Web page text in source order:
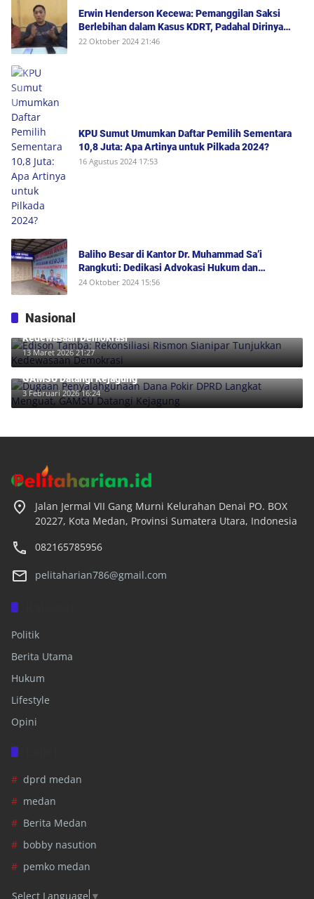
Erwin Henderson Kecewa: Pemanggilan Saksi
Berlebihan dalam Kasus KDRT, Padahal Dirinya
Saksi Peristiwa dan Tidak Berada di Tempat
22 Oktober 2024 21:46
KPU Sumut Umumkan Daftar Pemilih Sementara
10,8 Juta: Apa Artinya untuk Pilkada 2024?
16 Agustus 2024 17:53
Baliho Besar di Kantor Dr. Muhammad Sa’i
Rangkuti: Dedikasi Advokasi Hukum dan
Dukungan Penuh untuk Bobby-Surya di Pilgub
24 Oktober 2024 15:56
Nasional
Edison Tamba: Rekonsiliasi Rismon Sianipar Tunjukkan
Kedewasaan Demokrasi
13 Maret 2026 21:27
Dugaan Penyalahgunaan Dana Pokir DPRD Langkat Menguat,
GAMSU Datangi Kejagung
3 Februari 2026 16:24
Jalan Jermal VII Gang Murni Kelurahan Denai PO. BOX
20227, Kota Medan, Provinsi Sumatera Utara, Indonesia
082165785956
pelitaharian786@gmail.com
Politik
Berita Utama
Hukum
Lifestyle
Opini
dprd medan
medan
Berita Medan
bobby nasution
pemko medan
Select Language ▼